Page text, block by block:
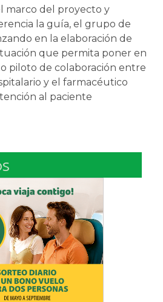
marco del proyecto y
la guía, el grupo de
en la elaboración de
que permita poner en
piloto de colaboración entre
y el farmacéutico
al paciente